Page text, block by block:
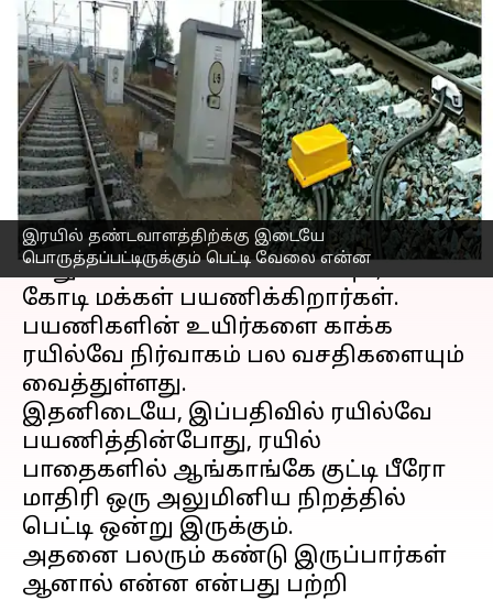
இரயில் தண்டவாளத்திற்க்கு இடையே
பொருத்தப்பட்டிருக்கும் பெட்டி வேலை என்ன
ரயில் தண்டவாளத்திற்கு
இடையே இருக்கும் இந்த
பெட்டி எதற்கு தெரியுமா?
எழுதியவர் Siranjeevi Mar 17, 2023 02:56 pm
செய்தி முன்னோட்டம்
இரயில்பயணம் என்பது ஒரு
பாதுகாப்பான பயணம் எனவும், பல
கோடி மக்கள் பயணிக்கிறார்கள்.
பயணிகளின் உயிர்களை காக்க
ரயில்வே நிர்வாகம் பல வசதிகளையும்
வைத்துள்ளது.
இதனிடையே, இப்பதிவில் ரயில்வே
பயணித்தின்போது, ரயில்
பாதைகளில் ஆங்காங்கே குட்டி பீரோ
மாதிரி ஒரு அலுமினிய நிறத்தில்
பெட்டி ஒன்று இருக்கும்.
அதனை பலரும் கண்டு இருப்பார்கள்
ஆனால் என்ன என்பது பற்றி